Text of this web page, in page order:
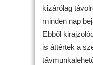
kizárólag
minden nap
Ebből
is áttértek a